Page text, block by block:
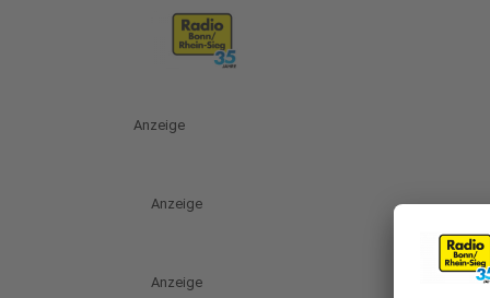
Anzeige
Anzeige
Anzeige